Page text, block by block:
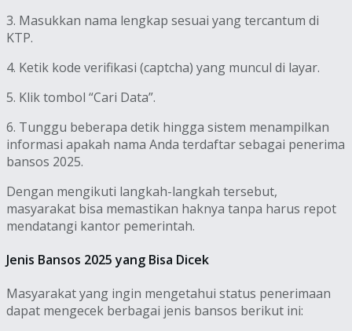
3. Masukkan nama lengkap sesuai yang tercantum di
KTP.
4. Ketik kode verifikasi (captcha) yang muncul di layar.
5. Klik tombol “Cari Data”.
6. Tunggu beberapa detik hingga sistem menampilkan
informasi apakah nama Anda terdaftar sebagai penerima
bansos 2025.
Dengan mengikuti langkah-langkah tersebut,
masyarakat bisa memastikan haknya tanpa harus repot
mendatangi kantor pemerintah.
Jenis Bansos 2025 yang Bisa Dicek
Masyarakat yang ingin mengetahui status penerimaan
dapat mengecek berbagai jenis bansos berikut ini: